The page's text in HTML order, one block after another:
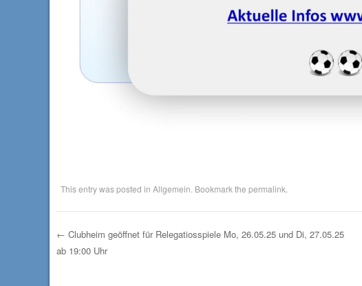
This entry was posted in Allgemein . Bookmark the permalink
Post navigation
← Clubheim geöffnet für Relegatiosspiele Mo, 26.05.25 und Di, 27.05.25
ab 19:00 Uhr